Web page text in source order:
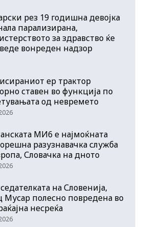
рез 19 годишна девојка
парализирана,
за здравство ќе
вонреден надзор
ер трактор
ставен во функција по
од невремето
МИ6 е најмоќната
разузнавачка служба
Словачка на дното
на Словенија,
Мусар полесно повредена во
несреќа